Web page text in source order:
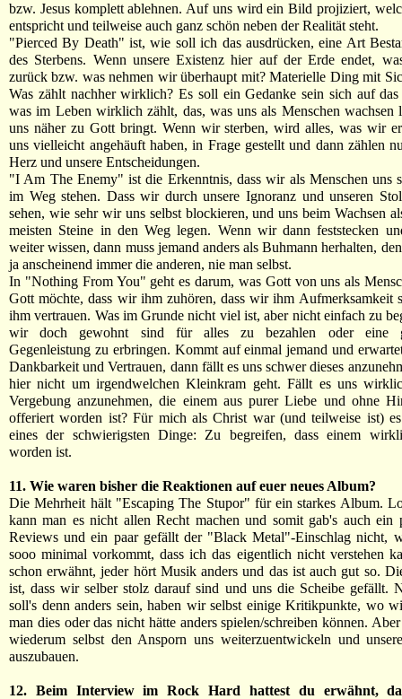
bzw. Jesus komplett ablehnen. Auf uns wird ein Bild projiziert,
entspricht und teilweise auch ganz schön neben der Realität steht.
"Pierced By Death" ist, wie soll ich das ausdrücken, eine Art
des Sterbens. Wenn unsere Existenz hier auf der Erde endet,
zurück bzw. was nehmen wir überhaupt mit? Materielle Ding mit
Was zählt nachher wirklich? Es soll ein Gedanke sein sich auf das
was im Leben wirklich zählt, das, was uns als Menschen wachsen
uns näher zu Gott bringt. Wenn wir sterben, wird alles, was wir
uns vielleicht angehäuft haben, in Frage gestellt und dann zählen
Herz und unsere Entscheidungen.
"I Am The Enemy" ist die Erkenntnis, dass wir als Menschen uns
im Weg stehen. Dass wir durch unsere Ignoranz und unseren
sehen, wie sehr wir uns selbst blockieren, und uns beim Wachsen
meisten Steine in den Weg legen. Wenn wir dann feststecken
weiter wissen, dann muss jemand anders als Buhmann herhalten,
ja anscheinend immer die anderen, nie man selbst.
In "Nothing From You" geht es darum, was Gott von uns als
Gott möchte, dass wir ihm zuhören, dass wir ihm Aufmerksamkeit
ihm vertrauen. Was im Grunde nicht viel ist, aber nicht einfach zu
wir doch gewohnt sind für alles zu bezahlen oder eine
Gegenleistung zu erbringen. Kommt auf einmal jemand und
Dankbarkeit und Vertrauen, dann fällt es uns schwer dieses
hier nicht um irgendwelchen Kleinkram geht. Fällt es uns
Vergebung anzunehmen, die einem aus purer Liebe und ohne
offeriert worden ist? Für mich als Christ war (und teilweise ist)
eines der schwierigsten Dinge: Zu begreifen, dass einem
worden ist.
11. Wie waren bisher die Reaktionen auf euer neues Album?
Die Mehrheit hält "Escaping The Stupor" für ein starkes Album.
kann man es nicht allen Recht machen und somit gab's auch ein
Reviews und ein paar gefällt der "Black Metal"-Einschlag nicht,
sooo minimal vorkommt, dass ich das eigentlich nicht verstehen
schon erwähnt, jeder hört Musik anders und das ist auch gut so.
ist, dass wir selber stolz darauf sind und uns die Scheibe gefällt.
soll's denn anders sein, haben wir selbst einige Kritikpunkte, wo
man dies oder das nicht hätte anders spielen/schreiben können.
wiederum selbst den Ansporn uns weiterzuentwickeln und
auszubauen.
12. Beim Interview im Rock Hard hattest du erwähnt,